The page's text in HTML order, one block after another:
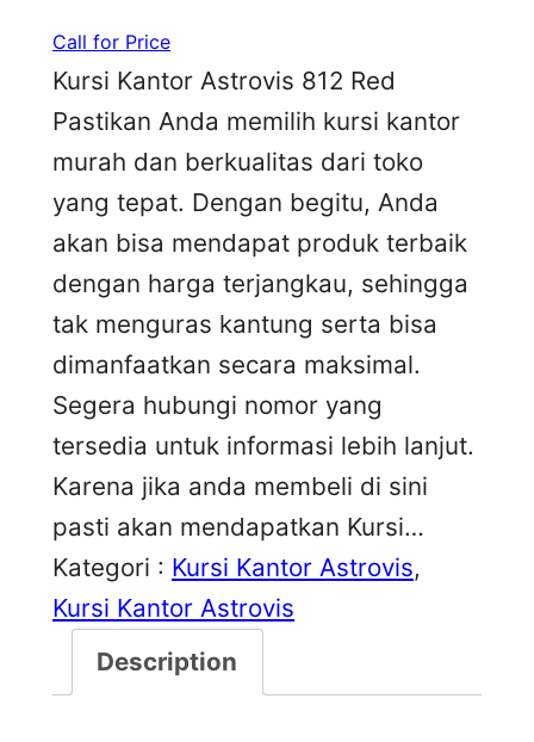
Call for Price
Kursi Kantor Astrovis 812 Red
Pastikan Anda memilih kursi kantor
murah dan berkualitas dari toko
yang tepat. Dengan begitu, Anda
akan bisa mendapat produk terbaik
dengan harga terjangkau, sehingga
tak menguras kantung serta bisa
dimanfaatkan secara maksimal.
Segera hubungi nomor yang
tersedia untuk informasi lebih lanjut.
Karena jika anda membeli di sini
pasti akan mendapatkan Kursi…
Kategori : Kursi Kantor Astrovis
Kursi Kantor Astrovis
Description